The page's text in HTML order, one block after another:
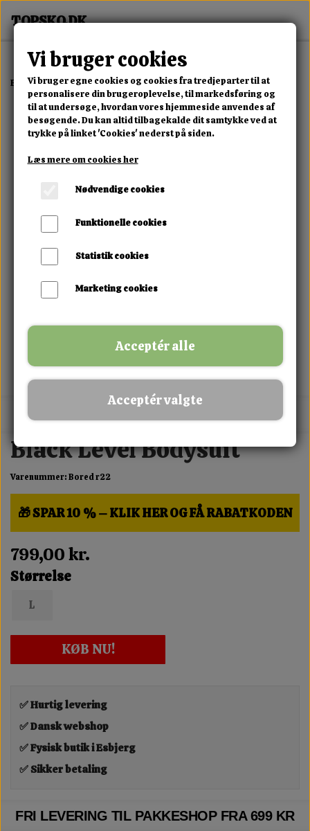
Forside Erotisk Kollektion Alle Produkter Black Level Bodysuit
MIX FRIT · KØB 3 BETAL FOR 2
Black Level Bodysuit
Varenummer: Bored r22
🎁 SPAR 10 % – KLIK HER OG FÅ RABATKODEN
799,00 kr.
Størrelse
L
KØB NU!
✅ Hurtig levering
✅ Dansk webshop
✅ Fysisk butik i Esbjerg
✅ Sikker betaling
FRI LEVERING TIL PAKKESHOP FRA 699 KR
Vi bruger cookies
Vi bruger egne cookies og cookies fra tredjeparter til at
personalisere din brugeroplevelse, til markedsføring og
til at undersøge, hvordan vores hjemmeside anvendes af
besøgende. Du kan altid tilbagekalde dit samtykke ved at
trykke på linket 'Cookies' nederst på siden.
Læs mere om cookies her
Nødvendige cookies
Funktionelle cookies
Statistik cookies
Marketing cookies
Acceptér alle
Acceptér valgte